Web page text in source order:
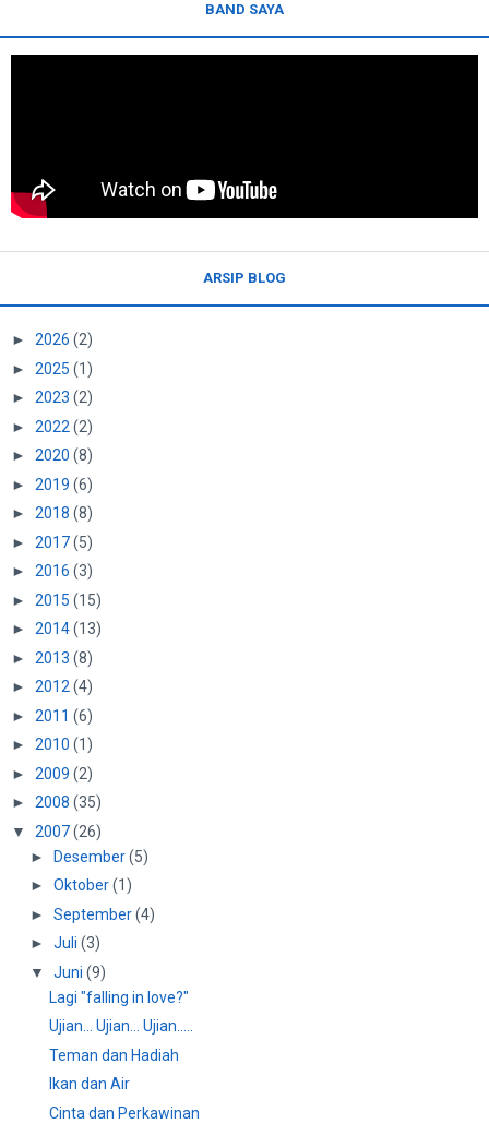
BAND SAYA
ARSIP BLOG
► 2026 (2)
► 2025 (1)
► 2023 (2)
► 2022 (2)
► 2020 (8)
► 2019 (6)
► 2018 (8)
► 2017(5)
► 2016 (3)
► 2015 (15)
► 2014(13)
► 2013 (8)
► 2012 (4)
► 2011 (6)
► 2010 (1)
► 2009 (2)
► 2008 (35)
▼
2007(26)
► Desember (5)
► Oktober (1)
► September (4)
► Juli (3)
▼
Juni (9)
Lagi "falling in love?"
Ujian... Ujian... Ujian.....
Teman dan Hadiah
Ikan dan Air
Cinta dan Perkawinan